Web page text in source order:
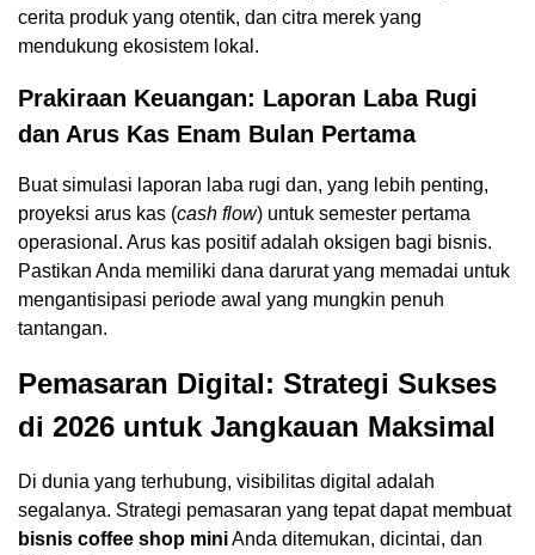
cerita produk yang otentik, dan citra merek yang
mendukung ekosistem lokal.
Prakiraan Keuangan: Laporan Laba Rugi
dan Arus Kas Enam Bulan Pertama
Buat simulasi laporan laba rugi dan, yang lebih penting,
proyeksi arus kas (cash flow) untuk semester pertama
operasional. Arus kas positif adalah oksigen bagi bisnis.
Pastikan Anda memiliki dana darurat yang memadai untuk
mengantisipasi periode awal yang mungkin penuh
tantangan.
Pemasaran Digital: Strategi Sukses
di 2026 untuk Jangkauan Maksimal
Di dunia yang terhubung, visibilitas digital adalah
segalanya. Strategi pemasaran yang tepat dapat membuat
bisnis coffee shop miniAnda ditemukan, dicintai, dan